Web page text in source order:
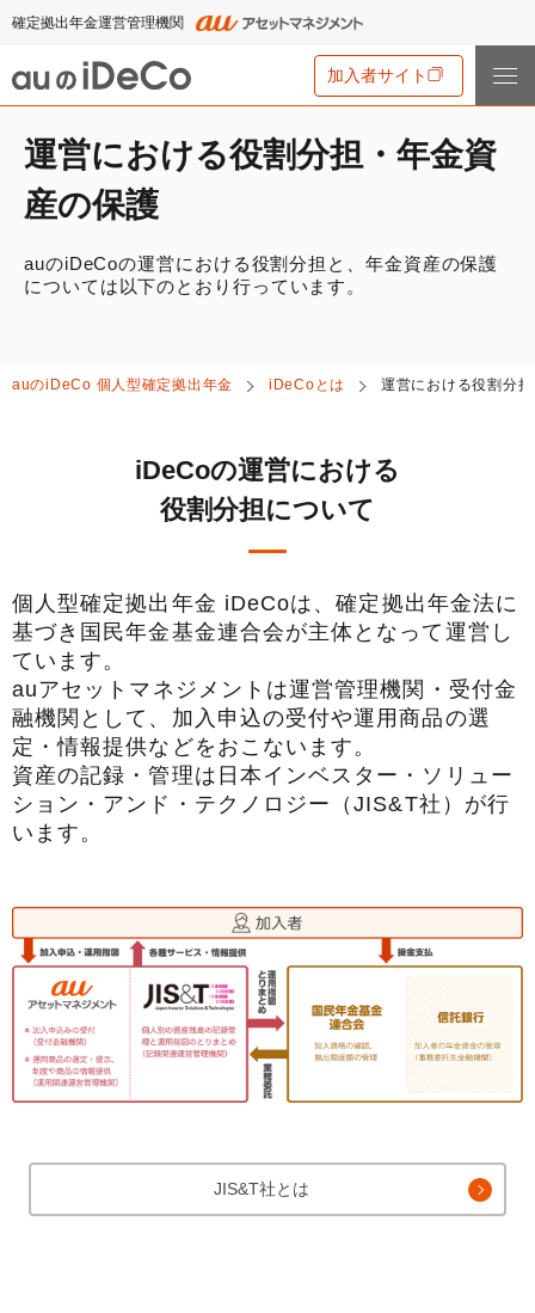
確定拠出年金運営管理機関
加入者サイト
iDeCoのメリットと留意点
とNISAの違い、併用がオススメな理由とは？
2024年12月制度改正のポイント
auのiDeCoについて
iDeCo からの変更方法
年単位拠出(掛金の納付月と金額を指定)について
お申し込み後の手続きの流れ
運営における役割分担・年金資産の保護
あなたのお金を働き者に
リスク許容度診断
運用商品を知ろう
バランス型投資信託の選び方
運用商品の配分方法
指定運用方法について
加入者の方
加入者サイトの使い方ガイド
加入後の諸変更手続きについて
お申し込み後に届く書類について
年末調整・確定申告の書き方と記入例
コラム キャンペーン お知らせ
よくある質問
運営における役割分担・年金資
産の保護
auのiDeCoの運営における役割分担と、年金資産の保護
については以下のとおり行っています。
auのiDeCo 個人型確定拠出年金 iDeCo とは 運営における役割分
iDeCoの運営における
役割分担について
個人型確定拠出年金 iDeCoは、確定拠出年金法に
基づき国民年金基金連合会が主体となって運営し
ています。
auアセットマネジメントは運営管理機関・受付金
融機関として、加入申込の受付や運用商品の選
定・情報提供などをおこないます。
資産の記録・管理は日本インベスター・ソリュー
ション・アンド・テクノロジー（JIS&T社）が行
います。
JIS&T社とは